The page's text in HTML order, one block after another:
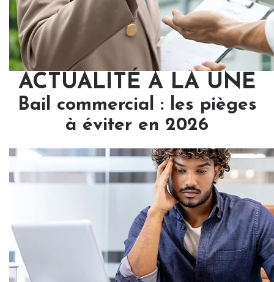
ACTUALITÉ À LA UNE
Bail commercial : les pièges
à éviter en 2026